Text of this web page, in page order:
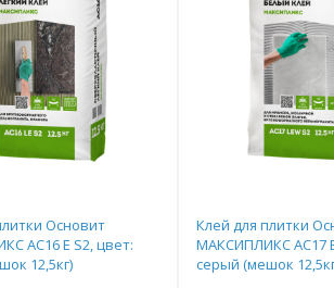
Основит
AC16 E S2, цвет:
12,5кг)
Клей для плитки
МАКСИПЛИКС AC17
серый (мешок